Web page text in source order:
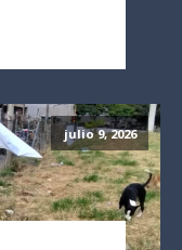
julio 9, 2026